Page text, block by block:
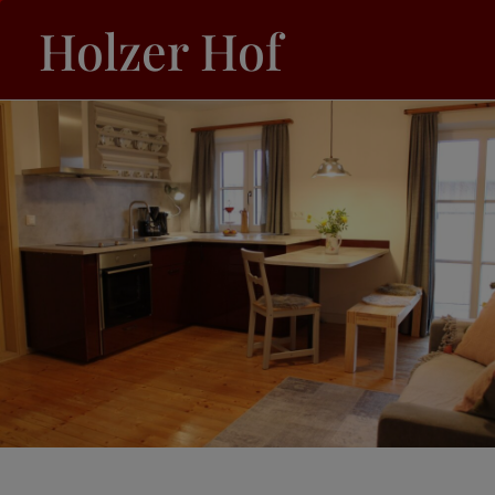
Holzer Hof